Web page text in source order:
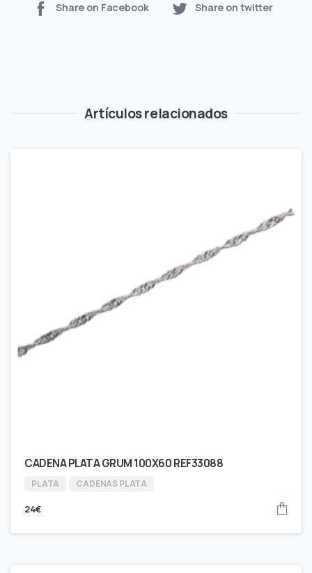
Share on Facebook Share on twitter
Artículos relacionados
CADENA PLATA GRUM 100X60 REF33088
PLATA CADENAS PLATA
24€